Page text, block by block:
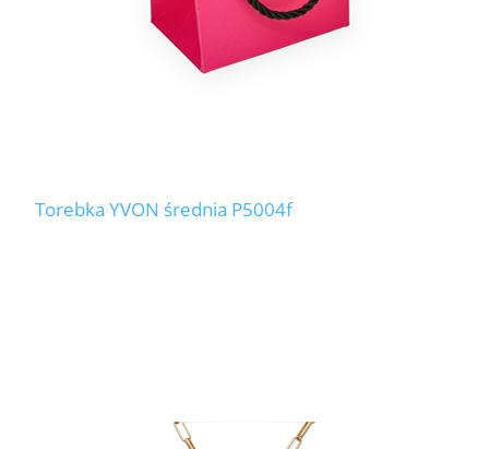
Torebka YVON średnia P5004f